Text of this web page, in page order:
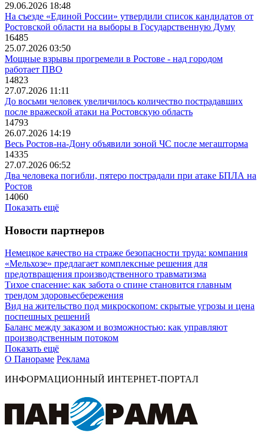
29.06.2026 18:48
На съезде «Единой России» утвердили список кандидатов от
Ростовской области на выборы в Государственную Думу
16485
25.07.2026 03:50
Мощные взрывы прогремели в Ростове - над городом
работает ПВО
14823
27.07.2026 11:11
До восьми человек увеличилось количество пострадавших
после вражеской атаки на Ростовскую область
14793
26.07.2026 14:19
Весь Ростов-на-Дону объявили зоной ЧС после мегашторма
14335
27.07.2026 06:52
Два человека погибли, пятеро пострадали при атаке БПЛА на
Ростов
14060
Показать ещё
Новости партнеров
Немецкое качество на страже безопасности труда: компания
«Мельхозе» предлагает комплексные решения для
предотвращения производственного травматизма
Тихое спасение: как забота о спине становится главным
трендом здоровьесбережения
Вид на жительство под микроскопом: скрытые угрозы и цена
поспешных решений
Баланс между заказом и возможностью: как управляют
производственным потоком
Показать ещё
О Панораме Реклама
ИНФОРМАЦИОННЫЙ ИНТЕРНЕТ-ПОРТАЛ